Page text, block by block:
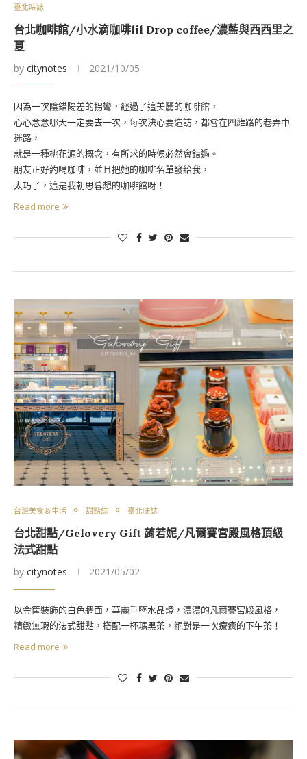
臺北味誌
台北咖啡館/小水滴咖啡lil Drop coffee/濃藍與西西里之
夏
by citynotes 2021/10/05
因為一次陰錯陽差的拐彎，經過了這美麗的咖啡館，
心心念念哪天一定要去一次，每次決心要造訪，都會在四維路的巷弄中
迷路，
就是一種桃花源的概念，有所求的時候必然會錯過。
朋友正好約喝咖啡，並且把她的咖啡名單發給我，
太巧了，這是我朝思暮想的咖啡館呀！
Read more
台灣美食＆生活 甜點誌 臺北味誌
台北甜點/Gelovery Gift 蒟若妮/凡爾賽宮殿風格頂級
法式甜點
by citynotes 2021/05/02
以金筐裝飾的白色牆面，華麗垂墜水晶燈，濃濃的凡爾賽宮殿風格，
精緻無瑕的法式甜點，搭配一杯瑪黑茶，絕對是一次療癒的下午茶！
Read more